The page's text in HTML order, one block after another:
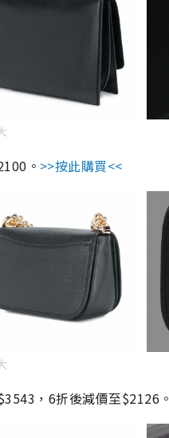
。 >>按此購買<<
，6折後減價至$2126。